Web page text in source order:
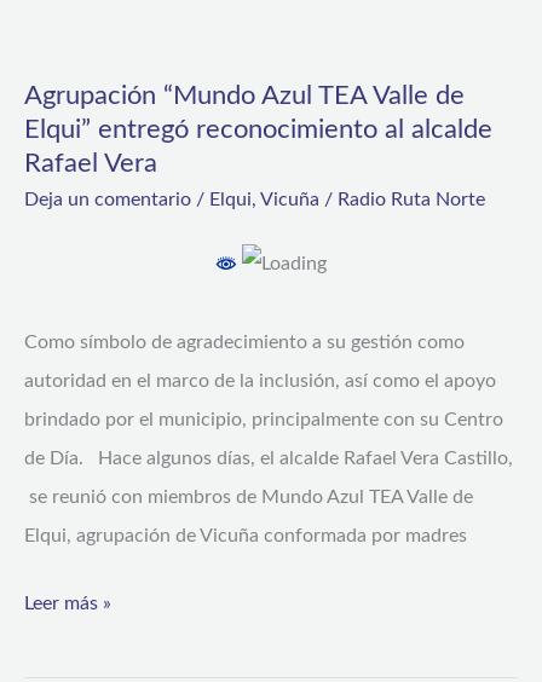
Agrupación “Mundo Azul TEA Valle de
Elqui” entregó reconocimiento al alcalde
Rafael Vera
Deja un comentario / Elqui, Vicuña / Radio Ruta Norte
Como símbolo de agradecimiento a su gestión como
autoridad en el marco de la inclusión, así como el apoyo
brindado por el municipio, principalmente con su Centro
de Día. Hace algunos días, el alcalde Rafael Vera Castillo,
se reunió con miembros de Mundo Azul TEA Valle de
Elqui, agrupación de Vicuña conformada por madres
Azul
TEA
reconocimiento
al
alcalde
Rafael
Vera
Leer más »